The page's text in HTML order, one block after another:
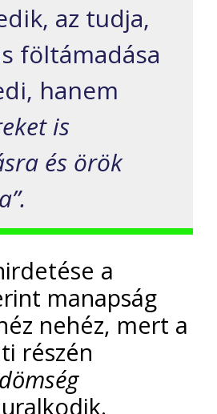
az tudja,
föltámadása
hanem
is
és örök
a
manapság
nehéz, mert a
részén
uralkodik.